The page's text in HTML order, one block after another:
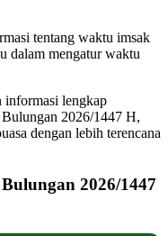
tentang waktu imsak
dalam mengatur waktu
informasi lengkap
2026/1447 H,
dengan lebih terencana
2026/1447